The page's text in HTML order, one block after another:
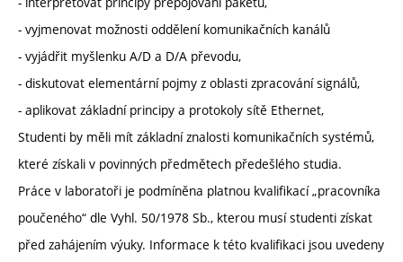
- vyjmenovat možnosti oddělení komunikačních kanálů
- vyjádřit myšlenku A/D a D/A převodu,
- diskutovat elementární pojmy z oblasti zpracování signálů,
- aplikovat základní principy a protokoly sítě Ethernet,
Studenti by měli mít základní znalosti komunikačních systémů,
které získali v povinných předmětech předešlého studia.
Práce v laboratoři je podmíněna platnou kvalifikací „pracovníka
poučeného“ dle Vyhl. 50/1978 Sb., kterou musí studenti získat
před zahájením výuky. Informace k této kvalifikaci jsou uvedeny